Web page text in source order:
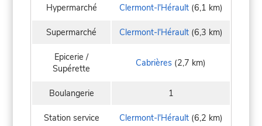
Hypermarché Clermont-l'Hérault(6,1 km)
Supermarché Clermont-l'Hérault(6,3 km)
Epicerie /
Supérette
Cabrières (2,7 km)
Boulangerie 1
Station service Clermont-l'Hérault(6,2 km)